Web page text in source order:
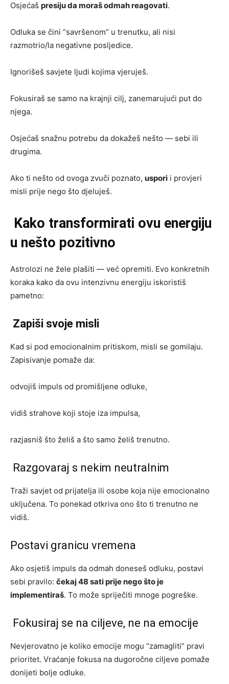
Osjećaš presiju da moraš odmah reagovati.
Odluka se čini “savršenom” u trenutku, ali nisi
razmotrio/la negativne posljedice.
Ignorišeš savjete ljudi kojima vjeruješ.
Fokusiraš se samo na krajnji cilj, zanemarujući put do
njega.
Osjećaš snažnu potrebu da dokažeš nešto — sebi ili
drugima.
Ako ti nešto od ovoga zvuči poznato, uspori i provjeri
misli prije nego što djeluješ.
Kako transformirati ovu energiju
u nešto pozitivno
Astrolozi ne žele plašiti — već opremiti. Evo konkretnih
koraka kako da ovu intenzivnu energiju iskoristiš
pametno:
Zapiši svoje misli
Kad si pod emocionalnim pritiskom, misli se gomilaju.
Zapisivanje pomaže da:
odvojiš impuls od promišljene odluke,
vidiš strahove koji stoje iza impulsa,
razjasniš što želiš a što samo želiš trenutno.
Razgovaraj s nekim neutralnim
Traži savjet od prijatelja ili osobe koja nije emocionalno
uključena. To ponekad otkriva ono što ti trenutno ne
vidiš.
Postavi granicu vremena
Ako osjetiš impuls da odmah doneseš odluku, postavi
sebi pravilo: čekaj 48 sati prije nego što je
implementiraš. To može spriječiti mnoge pogreške.
Fokusiraj se na ciljeve, ne na emocije
Nevjerovatno je koliko emocije mogu “zamagliti” pravi
prioritet. Vraćanje fokusa na dugoročne ciljeve pomaže
donijeti bolje odluke.